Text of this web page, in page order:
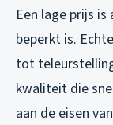
Een lage prijs
beperkt is.
tot
kwaliteit die
aan de eisen